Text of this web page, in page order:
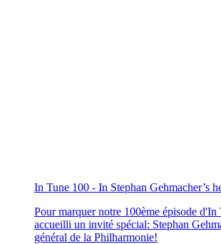
In Tune 100 - In Stephan Gehmacher’s
Pour marquer notre 100ème épisode d'In
accueilli un invité spécial: Stephan
général de la Philharmonie!